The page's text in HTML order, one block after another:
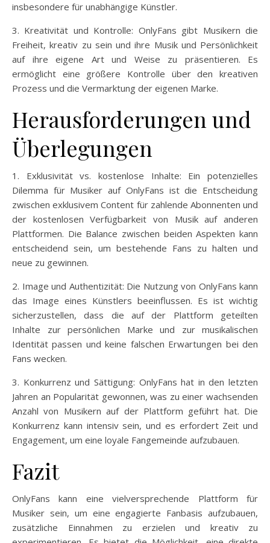
insbesondere für unabhängige Künstler.
3. Kreativität und Kontrolle: OnlyFans gibt Musikern die
Freiheit, kreativ zu sein und ihre Musik und Persönlichkeit
auf ihre eigene Art und Weise zu präsentieren. Es
ermöglicht eine größere Kontrolle über den kreativen
Prozess und die Vermarktung der eigenen Marke.
Herausforderungen und
Überlegungen
1. Exklusivität vs. kostenlose Inhalte: Ein potenzielles
Dilemma für Musiker auf OnlyFans ist die Entscheidung
zwischen exklusivem Content für zahlende Abonnenten und
der kostenlosen Verfügbarkeit von Musik auf anderen
Plattformen. Die Balance zwischen beiden Aspekten kann
entscheidend sein, um bestehende Fans zu halten und
neue zu gewinnen.
2. Image und Authentizität: Die Nutzung von OnlyFans kann
das Image eines Künstlers beeinflussen. Es ist wichtig
sicherzustellen, dass die auf der Plattform geteilten
Inhalte zur persönlichen Marke und zur musikalischen
Identität passen und keine falschen Erwartungen bei den
Fans wecken.
3. Konkurrenz und Sättigung: OnlyFans hat in den letzten
Jahren an Popularität gewonnen, was zu einer wachsenden
Anzahl von Musikern auf der Plattform geführt hat. Die
Konkurrenz kann intensiv sein, und es erfordert Zeit und
Engagement, um eine loyale Fangemeinde aufzubauen.
Fazit
OnlyFans kann eine vielversprechende Plattform für
Musiker sein, um eine engagierte Fanbasis aufzubauen,
zusätzliche Einnahmen zu erzielen und kreativ zu